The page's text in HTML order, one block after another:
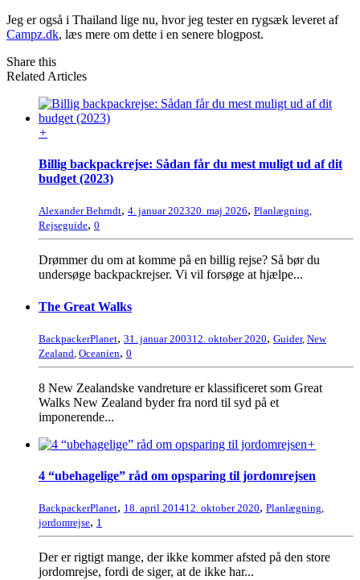
Jeg er også i Thailand lige nu, hvor jeg tester en rygsæk leveret af
Campz.dk, læs mere om dette i en senere blogpost.
Share this
Related Articles
+
Billig backpackrejse: Sådan får du mest muligt ud af dit
budget (2023)
Alexander Behrndt, 4. januar 202320. maj 2026, Planlægning,
Rejseguide, 0
Drømmer du om at komme på en billig rejse? Så bør du
undersøge backpackrejser. Vi vil forsøge at hjælpe...
The Great Walks
BackpackerPlanet, 31. januar 200312. oktober 2020, Guider, New
Zealand Oceanien, 0
8 New Zealandske vandreture er klassificeret som Great
Walks New Zealand byder fra nord til syd på et
imponerende...
+
4 “ubehagelige” råd om opsparing til jordomrejsen
BackpackerPlanet, 18. april 201412. oktober 2020, Planlægning,
jordomrejse, 1
Der er rigtigt mange, der ikke kommer afsted på den store
jordomrejse, fordi de siger, at de ikke har...